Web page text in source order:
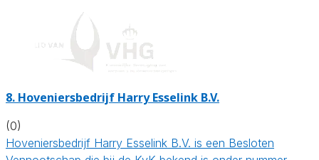
8. Hoveniersbedrijf Harry Esselink B.V.
(0)
Hoveniersbedrijf Harry Esselink B.V. is een Besloten